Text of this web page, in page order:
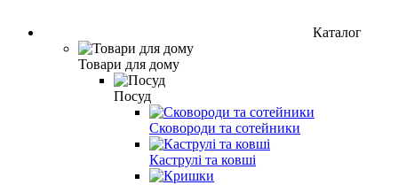
Каталог
Товари для дому
Посуд
Сковороди та сотейники
Каструлі та ковші